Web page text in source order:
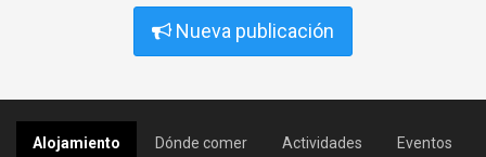
Nueva publicación
Alojamiento Dónde comer Actividades Eventos